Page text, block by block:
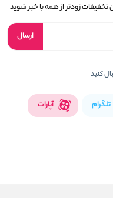
تخفیفات زودتر از همه با خبر شوید
ارسال
کنید
تلگرام آپارات